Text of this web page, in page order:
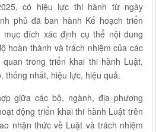
có hiệu lực thi hành từ ngày
phủ đã ban hành Kế hoạch triển
đích xác định cụ thể nội dung
hoàn thành và trách nhiệm của các
trong triển khai thi hành Luật,
thống nhất, hiệu lực, hiệu quả.
giữa các bộ, ngành, địa phương
động triển khai thi hành Luật trên
nhận thức về Luật và trách nhiệm